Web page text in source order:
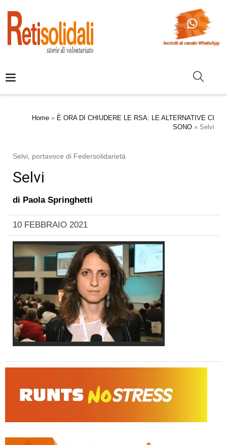
Home » È ORA DI CHIUDERE LE RSA: LE ALTERNATIVE CI
SONO » Selvi
Selvi, portavoce di Federsolidarietà
Selvi
di Paola Springhetti
10 FEBBRAIO 2021